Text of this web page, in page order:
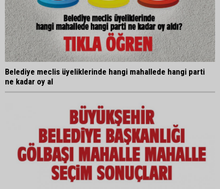
Belediye meclis üyeliklerinde hangi mahallede hangi parti
ne kadar oy al